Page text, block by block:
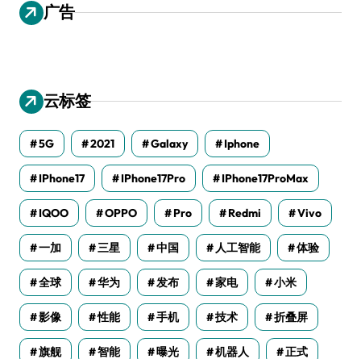
广告
云标签
5G 2021 Galaxy Iphone
IPhone17 IPhone17Pro IPhone17ProMax
IQOO OPPO Pro Redmi Vivo
一加 三星 中国 人工智能 体验
全球 华为 发布 家电 小米
影像 性能 手机 技术 折叠屏
旗舰 智能 曝光 机器人 正式